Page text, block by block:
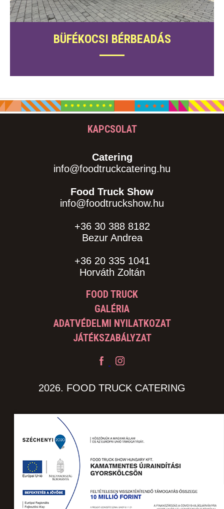
BÜFÉKOCSI BÉRBEADÁS
KAPCSOLAT
Catering
info@foodtruckcatering.hu
Food Truck Show
info@foodtruckshow.hu
+36 30 388 8182
Bezur Andrea
+36 20 335 1041
Horváth Zoltán
FOOD TRUCK
GALÉRIA
ADATVÉDELMI NYILATKOZAT
JÁTÉKSZABÁLYZAT
2026. FOOD TRUCK CATERING